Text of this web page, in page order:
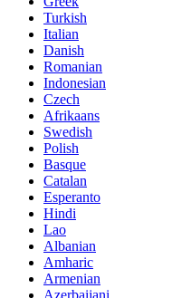
Turkish
Italian
Danish
Romanian
Indonesian
Czech
Afrikaans
Swedish
Polish
Basque
Catalan
Esperanto
Hindi
Lao
Albanian
Amharic
Armenian
Azerbaijani